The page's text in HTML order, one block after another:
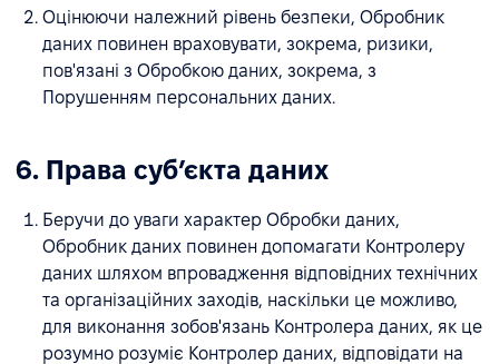
Оцінюючи належний рівень безпеки, Обробник
даних повинен враховувати, зокрема, ризики,
пов'язані з Обробкою даних, зокрема, з
Порушенням персональних даних.
6. Права субʼєкта даних
Беручи до уваги характер Обробки даних,
Обробник даних повинен допомагати Контролеру
даних шляхом впровадження відповідних технічних
та організаційних заходів, наскільки це можливо,
для виконання зобов'язань Контролера даних, як це
розумно розуміє Контролер даних, відповідати на